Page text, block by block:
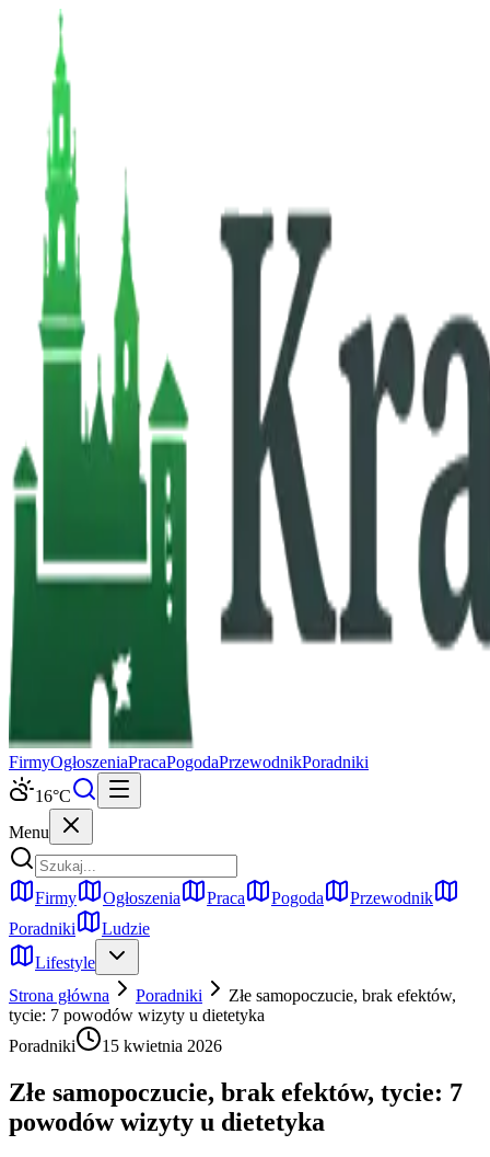
FirmyOgłoszeniaPracaPogodaPrzewodnikPoradniki
16°C
Menu
Firmy Ogłoszenia Praca Pogoda
Przewodnik
Poradniki
Ludzie
Lifestyle
Strona główna
Poradniki
Złe samopoczucie, brak efektów,
tycie: 7 powodów wizyty u dietetyka
Poradniki
15 kwietnia 2026
Złe samopoczucie, brak efektów, tycie: 7
powodów wizyty u dietetyka